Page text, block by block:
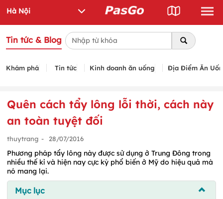
Tin tức & Blog
Khám phá Tin tức Kinh doanh ăn uống Địa Điểm Ăn
Quên cách tẩy lông lỗi thời, cách này
an toàn tuyệt đối
thuytrang - 28/07/2016
Phương pháp tẩy lông này được sử dụng ở Trung Đông trong
nhiều thế kỉ và hiện nay cực kỳ phổ biến ở Mỹ do hiệu quả mà
nó mang lại.
Mục lục